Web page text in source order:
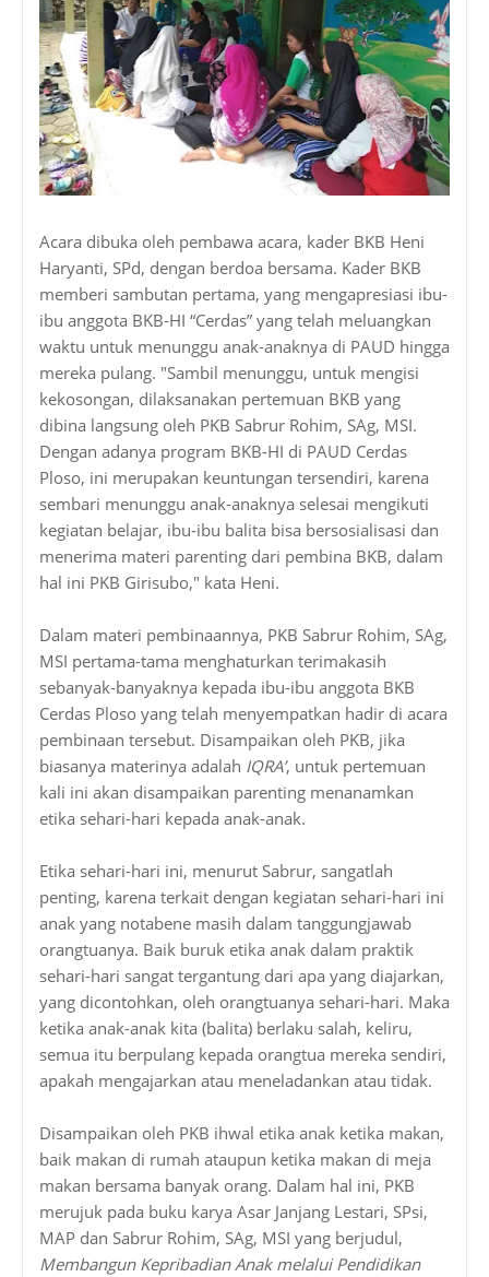
Acara dibuka oleh pembawa acara, kader BKB Heni
Haryanti, SPd, dengan berdoa bersama. Kader BKB
memberi sambutan pertama, yang mengapresiasi ibu-
ibu anggota BKB-HI “Cerdas” yang telah meluangkan
waktu untuk menunggu anak-anaknya di PAUD hingga
mereka pulang. "Sambil menunggu, untuk mengisi
kekosongan, dilaksanakan pertemuan BKB yang
dibina langsung oleh PKB Sabrur Rohim, SAg, MSI.
Dengan adanya program BKB-HI di PAUD Cerdas
Ploso, ini merupakan keuntungan tersendiri, karena
sembari menunggu anak-anaknya selesai mengikuti
kegiatan belajar, ibu-ibu balita bisa bersosialisasi dan
menerima materi parenting dari pembina BKB, dalam
hal ini PKB Girisubo," kata Heni.
Dalam materi pembinaannya, PKB Sabrur Rohim, SAg,
MSI pertama-tama menghaturkan terimakasih
sebanyak-banyaknya kepada ibu-ibu anggota BKB
Cerdas Ploso yang telah menyempatkan hadir di acara
pembinaan tersebut. Disampaikan oleh PKB, jika
biasanya materinya adalah IQRA’, untuk pertemuan
kali ini akan disampaikan parenting menanamkan
etika sehari-hari kepada anak-anak.
Etika sehari-hari ini, menurut Sabrur, sangatlah
penting, karena terkait dengan kegiatan sehari-hari ini
anak yang notabene masih dalam tanggungjawab
orangtuanya. Baik buruk etika anak dalam praktik
sehari-hari sangat tergantung dari apa yang diajarkan,
yang dicontohkan, oleh orangtuanya sehari-hari. Maka
ketika anak-anak kita (balita) berlaku salah, keliru,
semua itu berpulang kepada orangtua mereka sendiri,
apakah mengajarkan atau meneladankan atau tidak.
Disampaikan oleh PKB ihwal etika anak ketika makan,
baik makan di rumah ataupun ketika makan di meja
makan bersama banyak orang. Dalam hal ini, PKB
merujuk pada buku karya Asar Janjang Lestari, SPsi,
MAP dan Sabrur Rohim, SAg, MSI yang berjudul,
Membangun Kepribadian Anak melalui Pendidikan